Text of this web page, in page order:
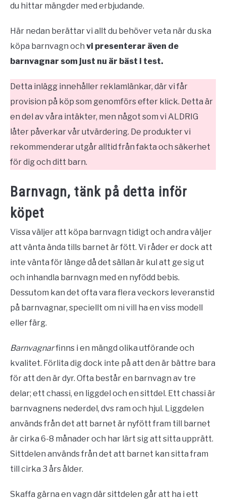
du hittar mängder med erbjudande.
Här nedan berättar vi allt du behöver veta när du ska
köpa barnvagn och vi presenterar även de
barnvagnar som just nu är bäst i test.
Detta inlägg innehåller reklamlänkar, där vi får
provision på köp som genomförs efter klick. Detta är
en del av våra intäkter, men något som vi ALDRIG
låter påverkar vår utvärdering. De produkter vi
rekommenderar utgår alltid från fakta och säkerhet
för dig och ditt barn.
Barnvagn, tänk på detta inför
köpet
Vissa väljer att köpa barnvagn tidigt och andra väljer
att vänta ända tills barnet är fött. Vi råder er dock att
inte vänta för länge då det sällan är kul att ge sig ut
och inhandla barnvagn med en nyfödd bebis.
Dessutom kan det ofta vara flera veckors leveranstid
på barnvagnar, speciellt om ni vill ha en viss modell
eller färg.
Barnvagnarfinns i en mängd olika utförande och
kvalitet. Förlita dig dock inte på att den är bättre bara
för att den är dyr. Ofta består en barnvagn av tre
delar; ett chassi, en liggdel och en sittdel. Ett chassi är
barnvagnens nederdel, dvs ram och hjul. Liggdelen
används från det att barnet är nyfött fram till barnet
är cirka 6-8 månader och har lärt sig att sitta upprätt.
Sittdelen används från det att barnet kan sitta fram
till cirka 3 års ålder.
Skaffa gärna en vagn där sittdelen går att ha i ett